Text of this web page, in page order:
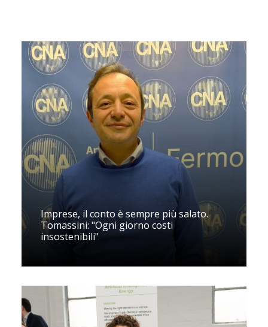
Imprese, il conto è sempre più salato.
Tomassini: "Ogni giorno costi
insostenibili"